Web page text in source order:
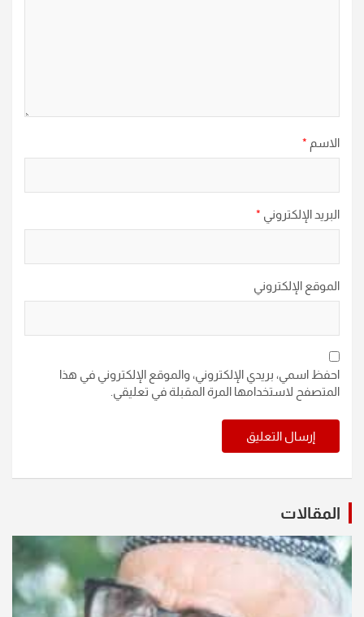
الاسم *
البريد الإلكتروني *
الموقع الإلكتروني
احفظ اسمي، بريدي الإلكتروني، والموقع الإلكتروني في هذا
المتصفح لاستخدامها المرة المقبلة في تعليقي.
المقالات